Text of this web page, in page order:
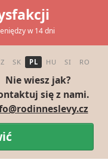
w 14 dni
SK PL HU SI RO
Nie wiesz jak?
się z nami.